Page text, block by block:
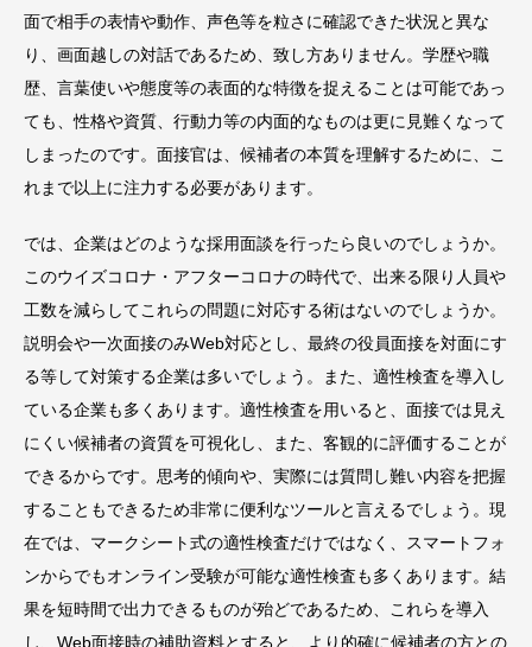
面で相手の表情や動作、声色等を粒さに確認できた状況と異な
り、画面越しの対話であるため、致し方ありません。学歴や職
歴、言葉使いや態度等の表面的な特徴を捉えることは可能であっ
ても、性格や資質、行動力等の内面的なものは更に見難くなって
しまったのです。面接官は、候補者の本質を理解するために、こ
れまで以上に注力する必要があります。
では、企業はどのような採用面談を行ったら良いのでしょうか。
このウイズコロナ・アフターコロナの時代で、出来る限り人員や
工数を減らしてこれらの問題に対応する術はないのでしょうか。
説明会や一次面接のみWeb対応とし、最終の役員面接を対面にす
る等して対策する企業は多いでしょう。また、適性検査を導入し
ている企業も多くあります。適性検査を用いると、面接では見え
にくい候補者の資質を可視化し、また、客観的に評価することが
できるからです。思考的傾向や、実際には質問し難い内容を把握
することもできるため非常に便利なツールと言えるでしょう。現
在では、マークシート式の適性検査だけではなく、スマートフォ
ンからでもオンライン受験が可能な適性検査も多くあります。結
果を短時間で出力できるものが殆どであるため、これらを導入
し、Web面接時の補助資料とすると、より的確に候補者の方との